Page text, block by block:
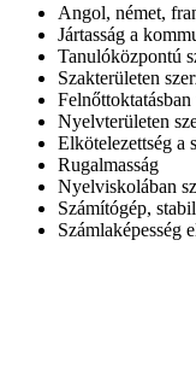
Angol, német,
Jártasság a
Tanulóközpontú
Szakterületen
Nyelvterületen
Elkötelezettség a
Rugalmasság
Nyelviskolában
Számítógép,
Számlaképesség